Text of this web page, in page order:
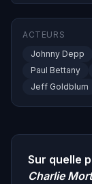
ACTEURS
Johnny Depp
Paul Bettany
Jeff Goldblum
Sur quelle
Charlie